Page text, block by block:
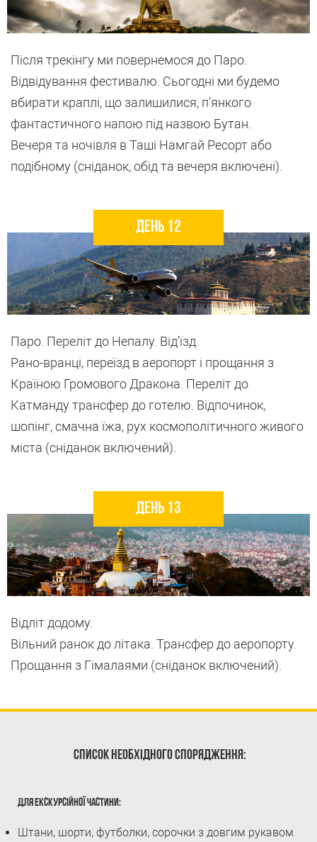
Після трекінгу ми повернемося до Паро.
Відвідування фестивалю. Сьогодні ми будемо
вбирати краплі, що залишилися, п'янкого
фантастичного напою під назвою Бутан.
Вечеря та ночівля в Таші Намгай Ресорт або
подібному (сніданок, обід та вечеря включені).
День 12
Паро. Переліт до Непалу. Від'їзд.
Рано-вранці, переїзд в аеропорт і прощання з
Країною Громового Дракона. Переліт до
Катманду трансфер до готелю. Відпочинок,
шопінг, смачна їжа, рух космополітичного живого
міста (сніданок включений).
День 13
Відліт додому.
Вільний ранок до літака. Трансфер до аеропорту.
Прощання з Гімалаями (сніданок включений).
СПИСОК НЕОБХІДНОГО СПОРЯДЖЕННЯ:
ДЛЯ ЕКСКУРСІЙНОЇ ЧАСТИНИ:
Штани, шорти, футболки, сорочки з довгим рукавом